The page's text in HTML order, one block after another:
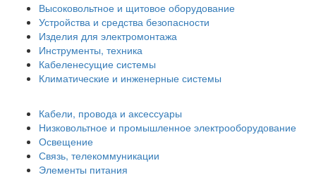
Высоковольтное и щитовое оборудование
Устройства и средства безопасности
Изделия для электромонтажа
Инструменты, техника
Кабеленесущие системы
Климатические и инженерные системы
Кабели, провода и аксессуары
Низковольтное и промышленное электрооборудование
Освещение
Связь, телекоммуникации
Элементы питания